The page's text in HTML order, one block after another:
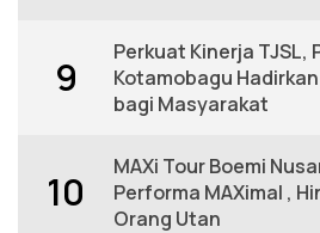
9
Perkuat Kinerja TJSL,
Kotamobagu
bagi Masyarakat
10
MAXi Tour Boemi
Performa MAXimal ,
Orang Utan